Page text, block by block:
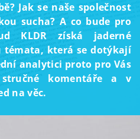
Jak se naše společnost
sucha? A co bude pro
KLDR získá jaderné
témata, která se dotýkají
analytici proto pro Vás
komentáře a v
na věc.